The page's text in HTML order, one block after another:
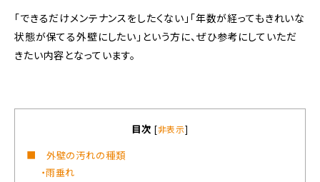
「できるだけメンテナンスをしたくない」「年数が経ってもきれいな
状態が保てる外壁にしたい」という方に、ぜひ参考にしていただ
きたい内容となっています。
目次 [非表示]
■ 外壁の汚れの種類
・雨垂れ